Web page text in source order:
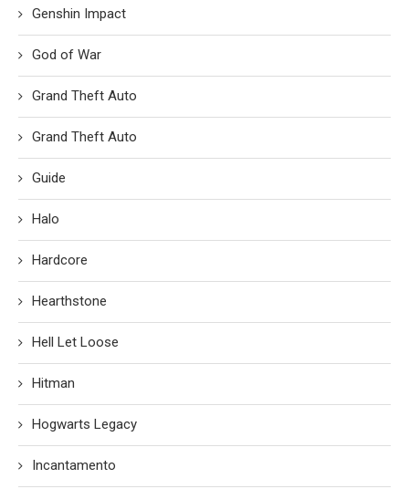
Genshin Impact
God of War
Grand Theft Auto
Grand Theft Auto
Guide
Halo
Hardcore
Hearthstone
Hell Let Loose
Hitman
Hogwarts Legacy
Incantamento